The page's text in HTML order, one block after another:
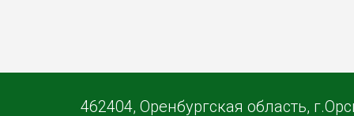
462404, Оренбургская область,